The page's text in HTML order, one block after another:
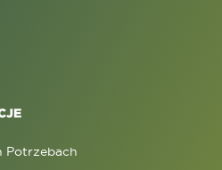
Potrzebach